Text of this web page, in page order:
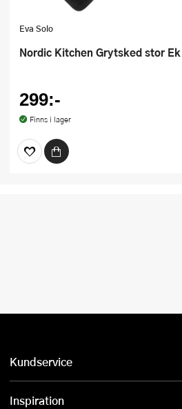
Eva Solo
Nordic Kitchen Grytsked stor Ek
299:-
Finns i lager
Kundservice
Inspiration